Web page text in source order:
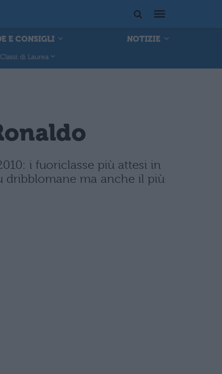
E CONSIGLI NOTIZIE
Classi di Laurea
i fuoriclasse più attesi in
dribblomane ma anche il più